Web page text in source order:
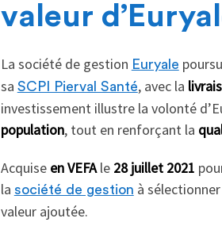
valeur
La société de gestion Euryale
sa SCPI Pierval Santé, avec la
investissement illustre la volonté
population, tout en renforçant la
Acquise en VEFAle 28 juillet 2021
la société de gestion à
valeur ajoutée.